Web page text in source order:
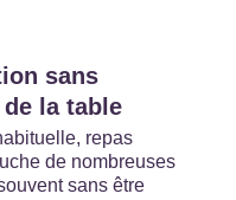
sans
la table
repas
de nombreuses
sans être